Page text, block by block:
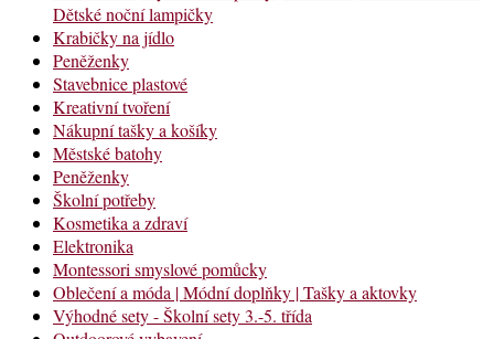
Dětské noční lampičky
Krabičky na jídlo
Peněženky
Stavebnice plastové
Kreativní tvoření
Nákupní tašky a košíky
Městské batohy
Peněženky
Školní potřeby
Kosmetika a zdraví
Elektronika
Montessori smyslové pomůcky
Oblečení a móda | Módní doplňky | Tašky a aktovky
Výhodné sety - Školní sety 3.-5. třída